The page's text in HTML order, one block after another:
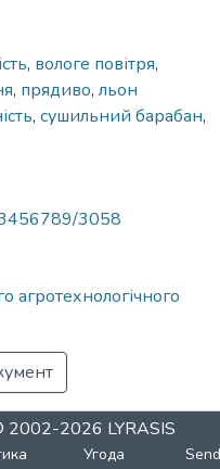
, вологе повітря,
, прядиво, льон
, сушильний барабан,
3058
агротехнологічного
2002-2026 LYRASIS
Угода
Send